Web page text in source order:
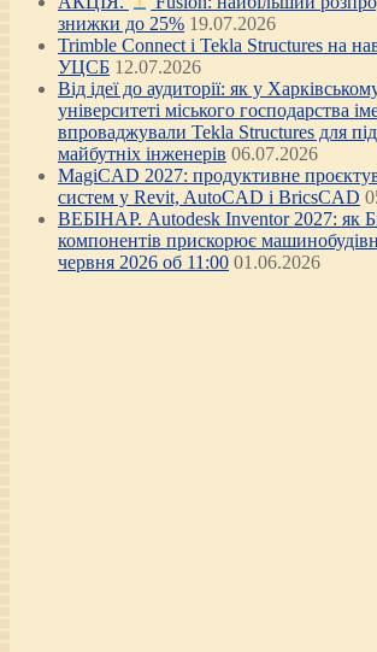
знижки до 25% 19.07.2026
Trimble Connect і Tekla Structures на
УЦСБ 12.07.2026
Від ідеї до аудиторії: як у
університеті міського господарства
впроваджували Tekla Structures для
майбутніх інженерів 06.07.2026
MagiCAD 2027: продуктивне
систем у Revit, AutoCAD і BricsCAD
ВЕБІНАР. Autodesk Inventor 2027: як
компонентів прискорює
червня 2026 об 11:00 01.06.2026